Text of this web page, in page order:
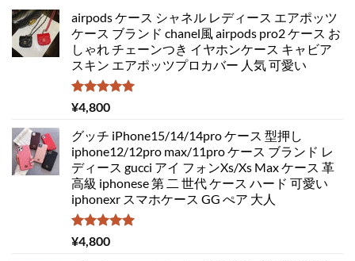
airpods ケース シャネル レディース エアポッツ
ケース ブランド chanel風 airpods pro2 ケース お
しゃれ チェーンつき イヤホンケース キャビア
スキン エアポッツプロカバー 人気 可愛い
5段階中
5.00
¥4,800
グッチ iPhone15/14/14pro ケース 型押し
iphone12/12pro max/11pro ケース ブランド レ
ディース gucci アイ フォンXs/Xs Max ケース 革
高級 iphonese 第 二 世代 ケース ハード 可愛い
iphonexr スマホケース GG ぺア 大人
5段階中
5.00
¥4,800